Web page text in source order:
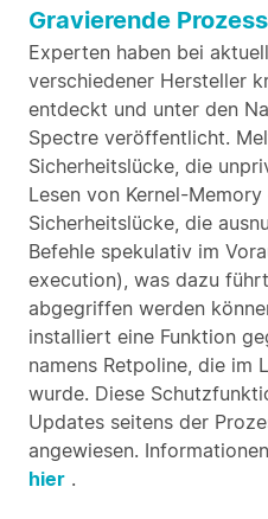
Gravierende
Experten haben bei
verschiedener Hersteller
entdeckt und unter den
Spectre veröffentlicht.
Sicherheitslücke, die
Lesen von Kernel-
Sicherheitslücke, die
Befehle spekulativ im
execution), was dazu
abgegriffen werden
installiert eine Funktion
namens Retpoline, die im
wurde. Diese
Updates seitens der
angewiesen.
hier .